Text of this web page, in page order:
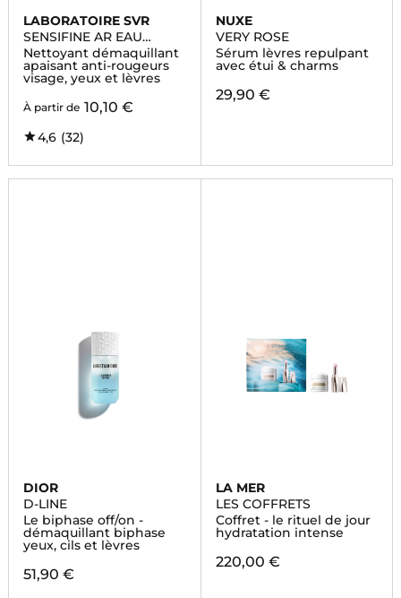
LABORATOIRE SVR
SENSIFINE AR EAU
MICELLAIRE
Nettoyant démaquillant
apaisant anti-rougeurs
visage, yeux et lèvres
À partir de 10,10 €
4,6 (32)
NUXE
VERY ROSE
Sérum lèvres repulpant
avec étui & charms
29,90 €
DIOR
D-LINE
Le biphase off/on -
démaquillant biphase
yeux, cils et lèvres
51,90 €
LA MER
LES COFFRETS
Coffret - le rituel de jour
hydratation intense
220,00 €